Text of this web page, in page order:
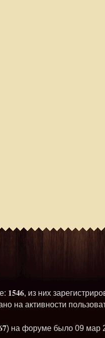
1546, из них
на активности
) на форуме было 09 мар